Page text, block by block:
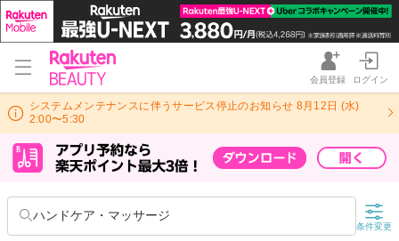
会員登録 ログイン
システムメンテナンスに伴うサービス停止のお知らせ 8月12日 (水)
2:00〜5:30
ハンドケア・マッサージ
条件変更